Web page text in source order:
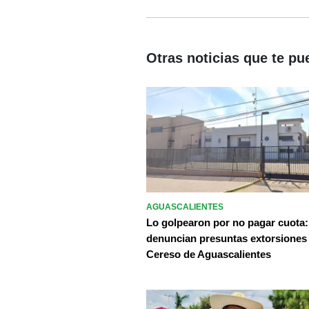
Otras noticias que te
AGUASCALIENTES
Lo golpearon por no pagar cuota:
denuncian presuntas extorsiones
Cereso de Aguascalientes